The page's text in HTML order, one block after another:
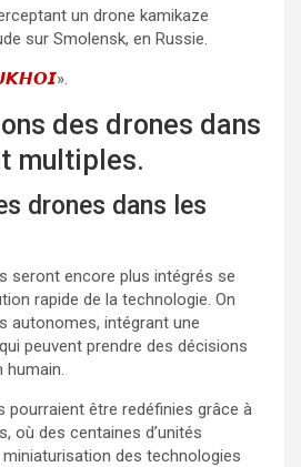
un drone kamikaze
sur Smolensk, en Russie.
».
des drones dans
multiples.
drones dans les
seront encore plus intégrés se
rapide de la technologie. On
autonomes, intégrant une
peuvent prendre des décisions
humain.
pourraient être redéfinies grâce à
où des centaines d’unités
des technologies